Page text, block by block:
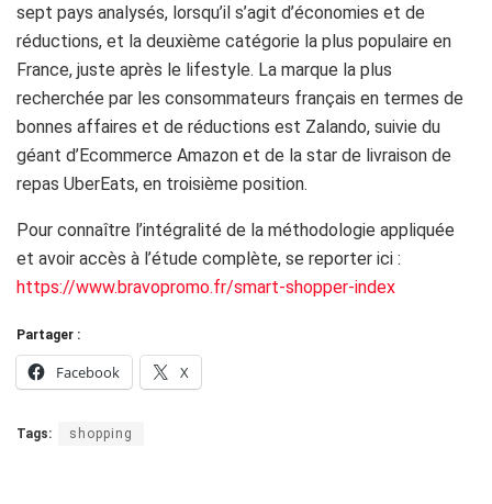
sept pays analysés, lorsqu’il s’agit d’économies et de
réductions, et la deuxième catégorie la plus populaire en
France, juste après le lifestyle. La marque la plus
recherchée par les consommateurs français en termes de
bonnes affaires et de réductions est Zalando, suivie du
géant d’Ecommerce Amazon et de la star de livraison de
repas UberEats, en troisième position.
Pour connaître l’intégralité de la méthodologie appliquée
et avoir accès à l’étude complète, se reporter ici :
https://www.bravopromo.fr/smart-shopper-index
Partager :
Facebook X
Tags: shopping